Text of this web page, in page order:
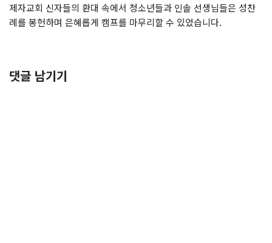
제자교회 신자들의 환대 속에서 청소년들과 인솔 선생님들은 성찬
례를 봉헌하며 은혜롭게 캠프를 마무리할 수 있었습니다.
댓글 남기기